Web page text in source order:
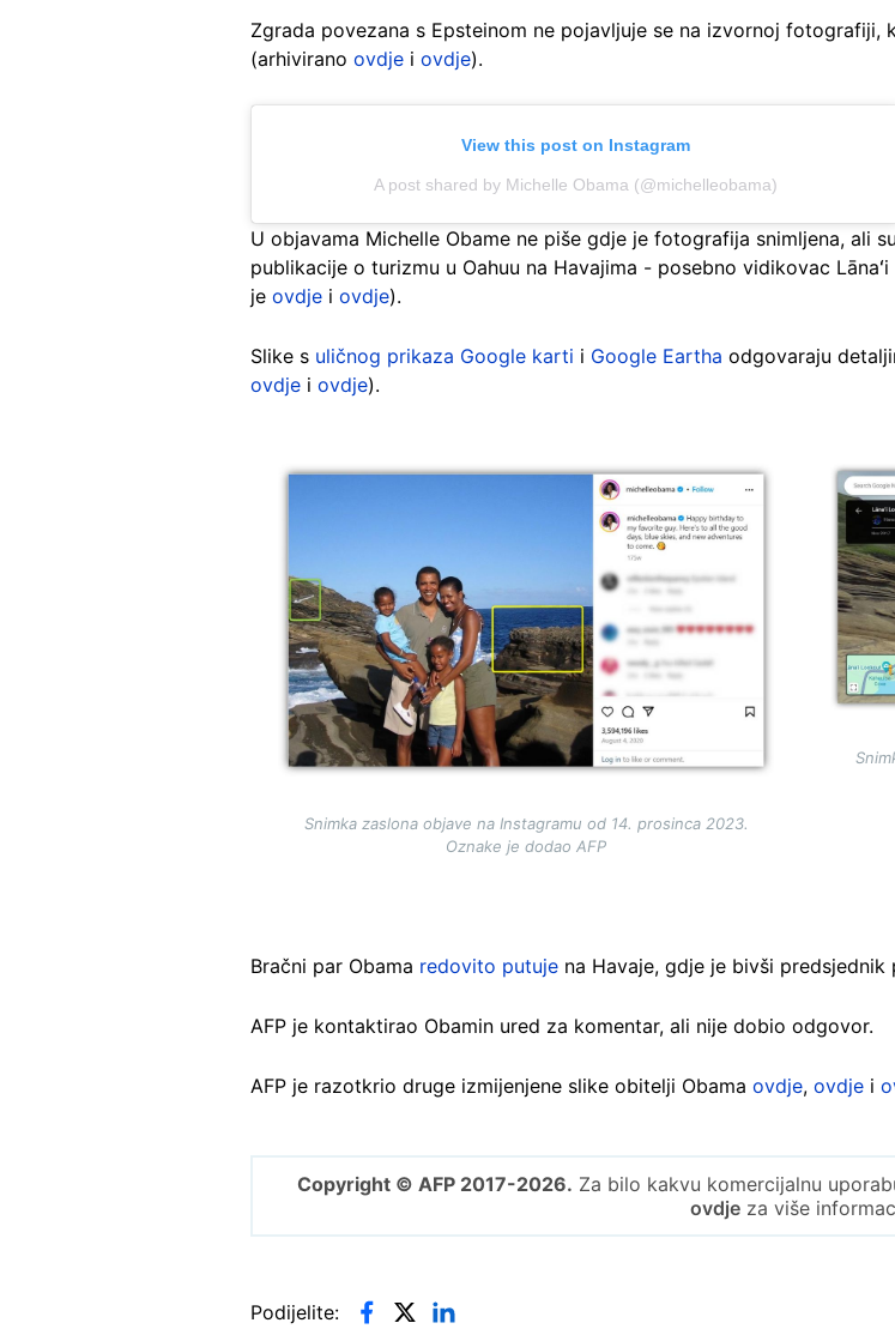
Zgrada povezana s Epsteinom ne pojavljuje se na izvornoj fotografiji,
(arhivirano ovdje i ovdje).
View this post on Instagram
A post shared by Michelle Obama (@michelleobama)
U objavama Michelle Obame ne piše gdje je fotografija snimljena, ali
publikacije o turizmu u Oahuu na Havajima - posebno vidikovac Lānaʻi
je ovdje i ovdje).
Slike s uličnog prikaza Google karti i Google Eartha odgovaraju
ovdje i ovdje).
Image
Snimka zaslona objave na Instagramu od 14. prosinca 2023.
Oznake je dodao AFP
Image
Bračni par Obama redovito putuje na Havaje, gdje je bivši
AFP je kontaktirao Obamin ured za komentar, ali nije dobio odgovor.
AFP je razotkrio druge izmijenjene slike obitelji Obama ovdje, ovdje i
Copyright © AFP 2017-2026. Za bilo kakvu komercijalnu
ovdjeza više
Podijelite: